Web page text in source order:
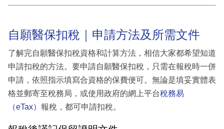
自願醫保扣稅｜申請方法及所需文件
了解完自願醫保扣稅資格和計算方法，相信大家都希望知道
申請扣稅的方法。要申請自願醫保扣稅，只需在報稅時一併
申請，依照指示填寫合資格的保費便可。無論是填妥實體表
格並郵寄至稅務局，或使用政府的網上平台稅務易
（eTax） 報稅，都可申請扣稅。